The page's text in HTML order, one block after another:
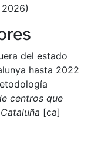
del estado
hasta 2022
centros que
[ca]